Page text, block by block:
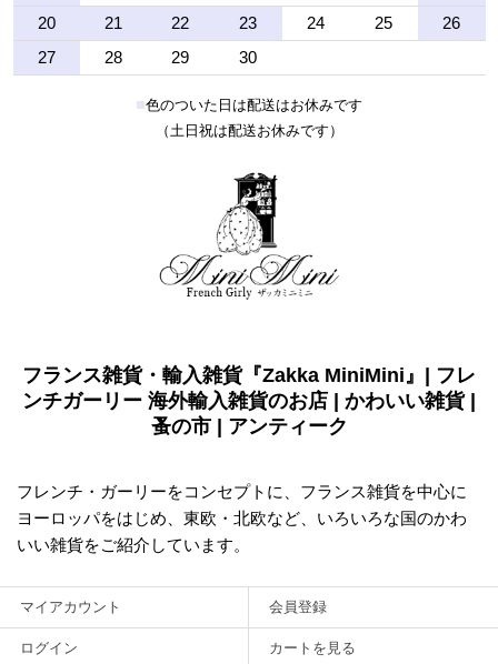
20
21 22 23 24 25
26
27
28 29 30
■色のついた日は配送はお休みです
（土日祝は配送お休みです）
フランス雑貨・輸入雑貨『Zakka MiniMini』| フレ
ンチガーリー 海外輸入雑貨のお店 | かわいい雑貨 |
蚤の市 | アンティーク
フレンチ・ガーリーをコンセプトに、フランス雑貨を中心に
ヨーロッパをはじめ、東欧・北欧など、いろいろな国のかわ
いい雑貨をご紹介しています。
マイアカウント 会員登録
ログイン カートを見る